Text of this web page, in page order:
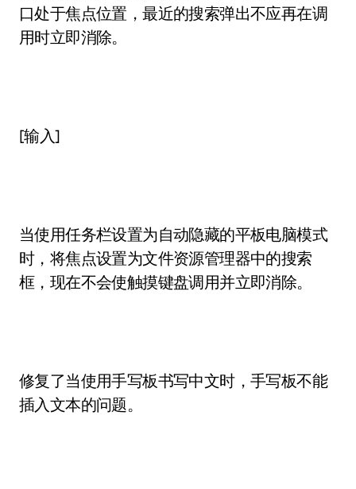
口处于焦点位置，最近的搜索弹出不应再在调
用时立即消除。
[输入]
当使用任务栏设置为自动隐藏的平板电脑模式
时，将焦点设置为文件资源管理器中的搜索
框，现在不会使触摸键盘调用并立即消除。
修复了当使用手写板书写中文时，手写板不能
插入文本的问题。